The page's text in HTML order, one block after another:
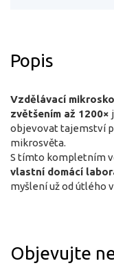
Popis
Vzdělávací
zvětšením až 1200×
objevovat tajemství
mikrosvěta.
S tímto kompletním
vlastní domácí
myšlení už od útlého
Objevujte